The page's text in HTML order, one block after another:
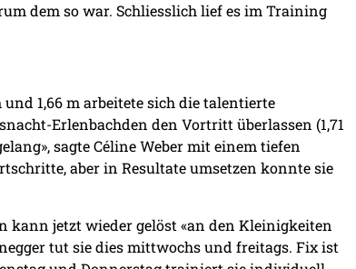
dem so war. Schliesslich lief es im Training
und 1,66 m arbeitete sich die talentierte
Erlenbachden den Vortritt überlassen (1,71
sagte Céline Weber mit einem tiefen
aber in Resultate umsetzen konnte sie
kann jetzt wieder gelöst «an den Kleinigkeiten
tut sie dies mittwochs und freitags. Fix ist